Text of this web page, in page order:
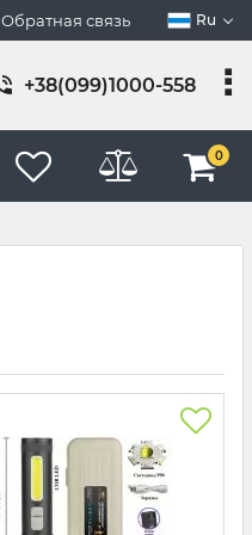
Обратная связь Ru
+38(099)1000-558
0